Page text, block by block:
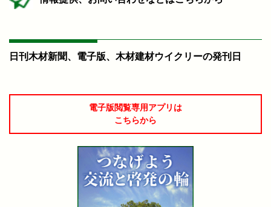
日刊木材新聞、電子版、木材建材ウイクリーの発刊日
電子版閲覧専用アプリは
こちらから